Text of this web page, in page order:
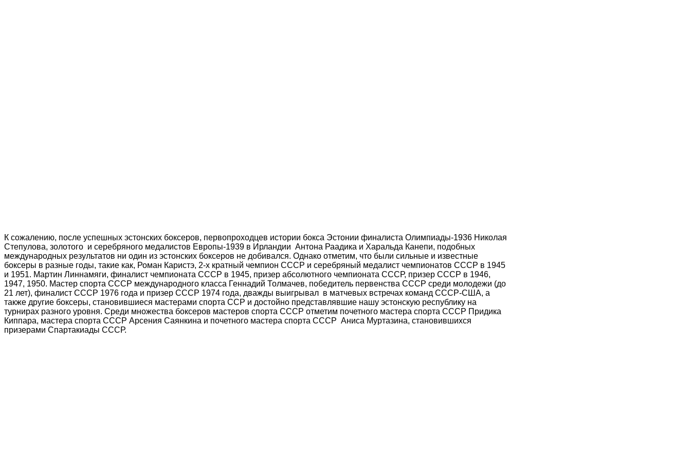
К сожалению, после успешных эстонских боксеров, первопроходцев истории бокса Эстонии финалиста Олимпиады-1936 Николая
Степулова, золотого и серебряного медалистов Европы-1939 в Ирландии Антона Раадика и Харальда Канепи, подобных
международных результатов ни один из эстонских боксеров не добивался. Однако отметим, что были сильные и известные
боксеры в разные годы, такие как, Роман Каристэ, 2-х кратный чемпион СССР и серебряный медалист чемпионатов СССР в 1945
и 1951. Мартин Линнамяги, финалист чемпионата СССР в 1945, призер абсолютного чемпионата СССР, призер СССР в 1946,
1947, 1950. Мастер спорта СССР международного класса Геннадий Толмачев, победитель первенства СССР среди молодежи (до
21 лет), финалист СССР 1976 года и призер СССР 1974 года, дважды выигрывал в матчевых встречах команд СССР-США, а
также другие боксеры, становившиеся мастерами спорта ССР и достойно представлявшие нашу эстонскую республику на
турнирах разного уровня. Среди множества боксеров мастеров спорта СССР отметим почетного мастера спорта СССР Придика
Киппара, мастера спорта СССР Арсения Саянкина и почетного мастера спорта СССР Аниса Муртазина, становившихся
призерами Спартакиады СССР.